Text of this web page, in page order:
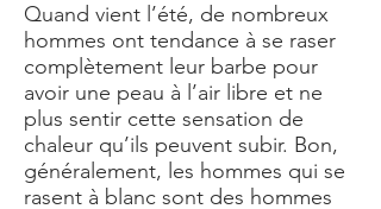
Quand vient l’été, de nombreux
hommes ont tendance à se raser
complètement leur barbe pour
avoir une peau à l’air libre et ne
plus sentir cette sensation de
chaleur qu’ils peuvent subir. Bon,
généralement, les hommes qui se
rasent à blanc sont des hommes